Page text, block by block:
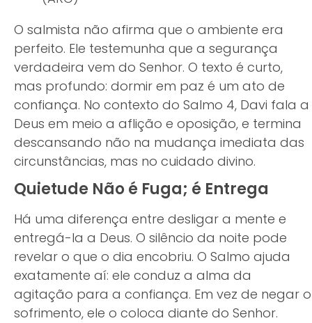
O salmista não afirma que o ambiente era
perfeito. Ele testemunha que a segurança
verdadeira vem do Senhor. O texto é curto,
mas profundo: dormir em paz é um ato de
confiança. No contexto do Salmo 4, Davi fala a
Deus em meio a aflição e oposição, e termina
descansando não na mudança imediata das
circunstâncias, mas no cuidado divino.
Quietude Não é Fuga; é Entrega
Há uma diferença entre desligar a mente e
entregá-la a Deus. O silêncio da noite pode
revelar o que o dia encobriu. O Salmo ajuda
exatamente aí: ele conduz a alma da
agitação para a confiança. Em vez de negar o
sofrimento, ele o coloca diante do Senhor.